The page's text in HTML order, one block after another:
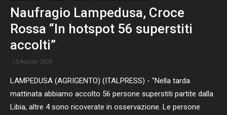
Naufragio Lampedusa, Croce
Rossa “In hotspot 56 superstiti
accolti”
13 Agosto 2025
LAMPEDUSA (AGRIGENTO) (ITALPRESS) - "Nella tarda
mattinata abbiamo accolto 56 persone superstiti partite dalla
Libia, altre 4 sono ricoverate in osservazione. Le persone